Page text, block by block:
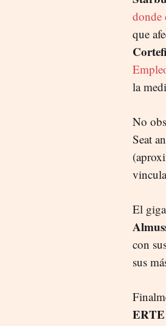
donde
que
la
No
Seat
El
con
sus
ERTE